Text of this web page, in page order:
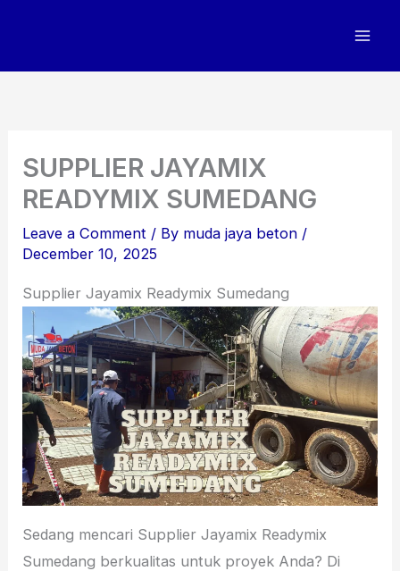
SUPPLIER JAYAMIX
READYMIX SUMEDANG
Leave a Comment / By muda jaya beton /
December 10, 2025
Supplier Jayamix Readymix Sumedang
Sedang mencari Supplier Jayamix Readymix
Sumedang berkualitas untuk proyek Anda? Di